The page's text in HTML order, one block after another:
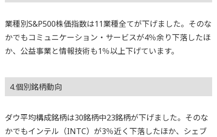
業種別S&P500株価指数は11業種全てが下げました。そのな
かでもコミュニケーション・サービスが4％余り下落したほ
か、公益事業と情報技術も1％以上下げています。
4.個別銘柄動向
ダウ平均構成銘柄は30銘柄中23銘柄が下げました。そのな
かでもインテル（INTC）が3％近く下落したほか、シェブ